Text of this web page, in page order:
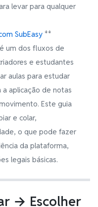
levar para qualquer
SubEasy**
é um dos fluxos de
e estudantes
aulas para estudar
aplicação de notas
Este guia
e colar,
o que pode fazer
da plataforma,
legais básicas.
→ Escolher